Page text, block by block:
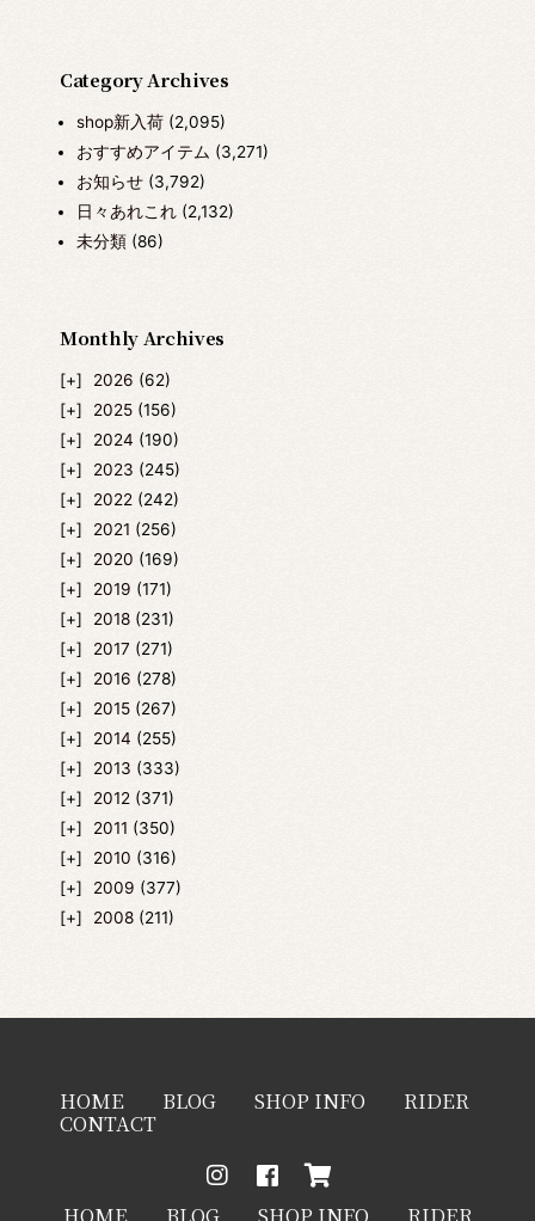
Category Archives
shop新入荷(2,095)
おすすめアイテム (3,271)
お知らせ(3,792)
日々あれこれ(2,132)
未分類(86)
Monthly Archives
2026 (62)
2025 (156)
2024 (190)
2023 (245)
2022 (242)
2021 (256)
2020 (169)
2019 (171)
2018 (231)
2017 (271)
2016 (278)
2015 (267)
2014 (255)
2013 (333)
2012 (371)
2011 (350)
2010 (316)
2009 (377)
2008 (211)
HOME BLOG SHOP INFO RIDER
CONTACT